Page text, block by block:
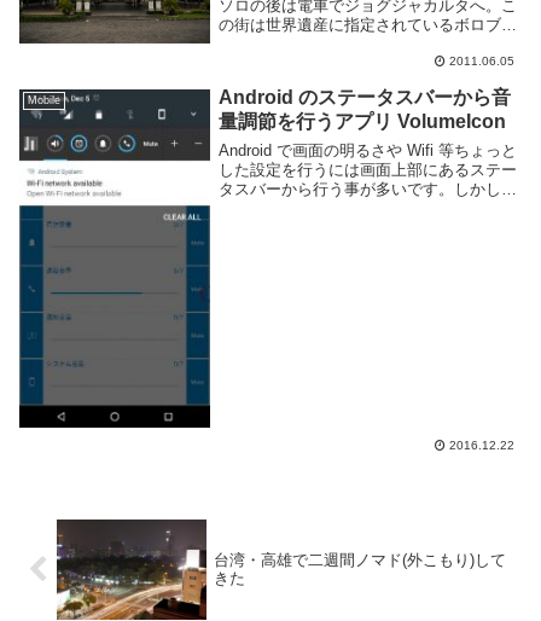
ソロの後は電車でジョグジャカルタへ。こ
の街は世界遺産に指定されているボロブド
なる。どっちも日帰りツアーでいける範囲
だし、一日で両方とも回る事ができる。自
分で周ろうか...
2011.06.05
Mobile
Android のステータスバーから音
量調節を行うアプリ VolumeIcon
Android で画面の明るさや Wifi 等ちょっと
した設定を行うには画面上部にあるステー
タスバーから行う事が多いです。しかし、
2016.12.22
台湾・高雄で二週間ノマド(外こもり)して
きた